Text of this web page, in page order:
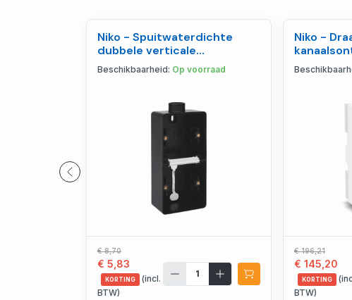
Niko - Spuitwaterdichte
dubbele verticale
opbouwdoos met één M20 in
- 761-84201
Beschikbaarheid: Op voorraad
€ 8,70
€ 5,83
KORTING
(incl.
BTW)
Niko -
€ 196,21
€ 145,20
KORTING
BTW)